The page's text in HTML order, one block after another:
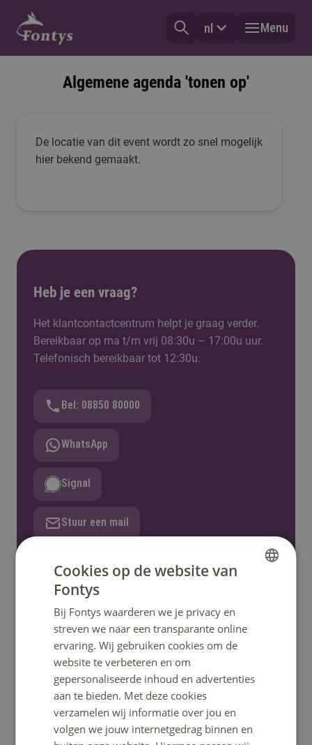
nl Menu
Algemene agenda 'tonen op'
De locatie van dit event wordt zo snel mogelijk
hier bekend gemaakt.
Heb je een vraag?
Het klantcontactcentrum helpt je graag verder.
Bereikbaar op ma t/m vrij 08:30u – 17:00u uur.
Telefonisch bereikbaar tot 12:30u.
Bel: 08850 80000
WhatsApp
Signal
Stuur een mail
Ga snel naar
Opleidingen
Cookies op de website van
Fontys
Bij Fontys waarderen we je privacy en
streven we naar een transparante online
ervaring. Wij gebruiken cookies om de
website te verbeteren en om
gepersonaliseerde inhoud en advertenties
aan te bieden. Met deze cookies
verzamelen wij informatie over jou en
volgen we jouw internetgedrag binnen en